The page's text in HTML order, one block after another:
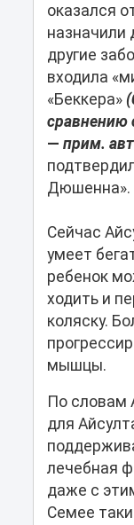
оказался
назначили
другие
входила
«Беккера»
сравнению
— прим.
Дюшенна».
Сейчас
умеет
ребенок
ходить и
коляску.
мышцы.
По словам
для
лечебная
даже с
Семее